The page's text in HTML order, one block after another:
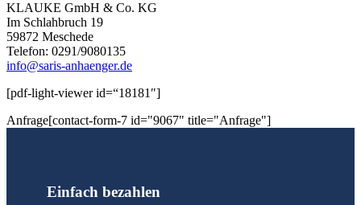
KLAUKE GmbH & Co. KG
Im Schlahbruch 19
59872 Meschede
Telefon: 0291/9080135
info@saris-anhaenger.de
[pdf-light-viewer id=“18181″]
Anfrage[contact-form-7 id="9067" title="Anfrage"]
Einfach bezahlen